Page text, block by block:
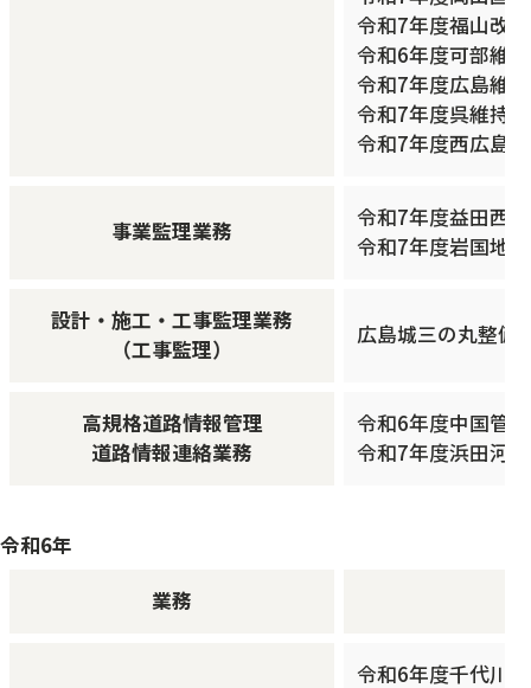
令和7年度福山改
令和6年度可部維
令和7年度広島維
令和7年度呉維持
令和7年度西広島
事業監理業務
令和7年度益田西
令和7年度岩国地
設計・施工・工事監理業務
（工事監理）
広島城三の丸整備
高規格道路情報管理
道路情報連絡業務
令和6年度中国管
令和7年度浜田河
令和6年
業務
令和6年度千代川